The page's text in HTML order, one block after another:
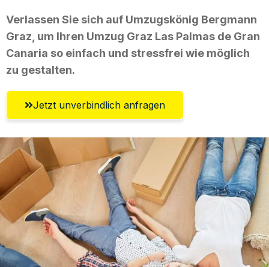
Verlassen Sie sich auf Umzugskönig Bergmann
Graz, um Ihren Umzug Graz Las Palmas de Gran
Canaria so einfach und stressfrei wie möglich
zu gestalten.
Jetzt unverbindlich anfragen